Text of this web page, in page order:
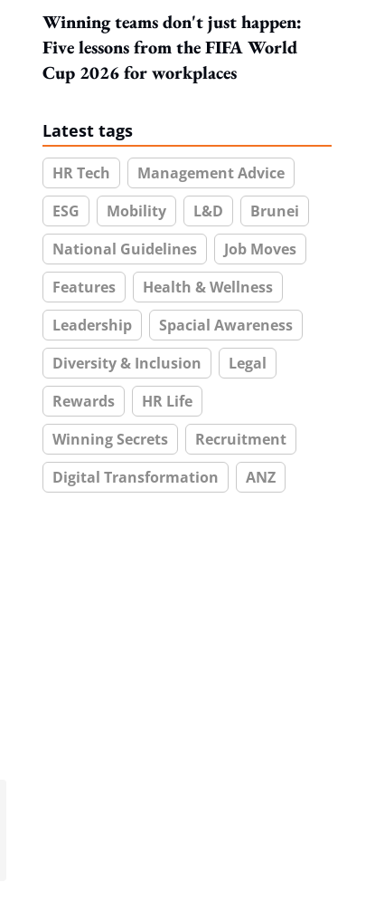
Winning teams don't just happen:
Five lessons from the FIFA World
Cup 2026 for workplaces
Latest tags
HR Tech
Management Advice
ESG
Mobility L&D
Brunei
National Guidelines
Job Moves
Features
Health & Wellness
Leadership
Spacial Awareness
Diversity & Inclusion
Legal
Rewards
HR Life
Winning Secrets
Recruitment
Digital Transformation
ANZ